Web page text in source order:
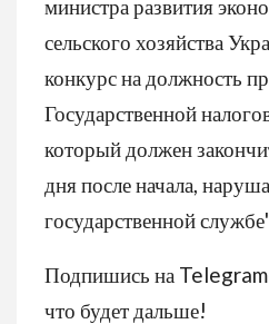
министра развития
сельского хозяйства
конкурс на должность
Государственной
который должен
дня после начала,
государственной
Подпишись на
что будет дальше!